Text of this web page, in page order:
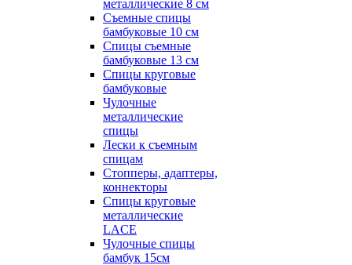
металлические 8 см
Съемные спицы
бамбуковые 10 см
Спицы съемные
бамбуковые 13 см
Спицы круговые
бамбуковые
Чулочные
металлические
спицы
Лески к съемным
спицам
Стопперы, адаптеры,
коннекторы
Спицы круговые
металлические
LACE
Чулочные спицы
бамбук 15см